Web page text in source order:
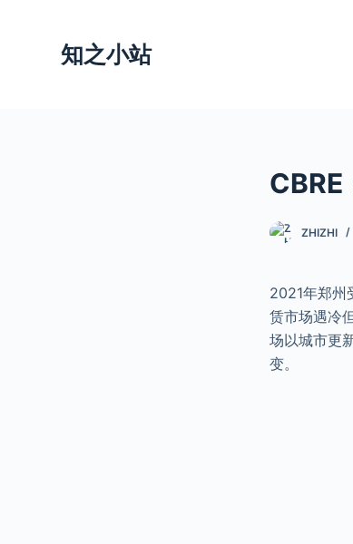
知之小站
ZHIZHI
2021年郑州
赁市场遇冷
场以城市更
变。